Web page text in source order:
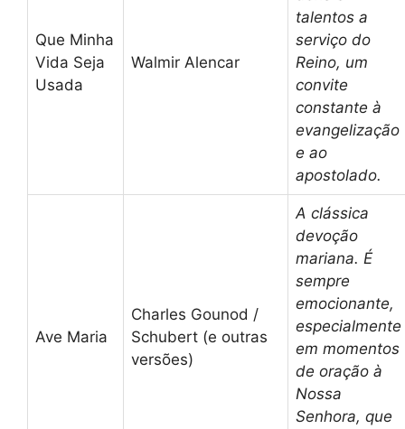
Que Minha
Vida Seja
Usada
Walmir Alencar
talentos a
serviço do
Reino, um
convite
constante à
evangelização
e ao
apostolado.
Ave Maria
Charles Gounod /
Schubert (e outras
versões)
A clássica
devoção
mariana. É
sempre
emocionante,
especialmente
em momentos
de oração à
Nossa
Senhora, que